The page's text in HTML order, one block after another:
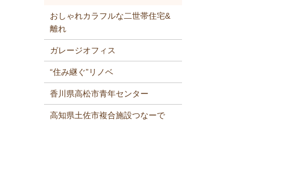
おしゃれカラフルな二世帯住宅&
離れ
ガレージオフィス
“住み継ぐ”リノベ
香川県高松市青年センター
高知県土佐市複合施設つなーで